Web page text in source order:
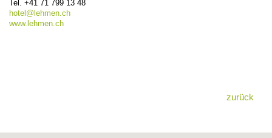
Tel. +41 71 799 13 48
hotel@ lehmen.ch
www.lehmen.ch
zurück